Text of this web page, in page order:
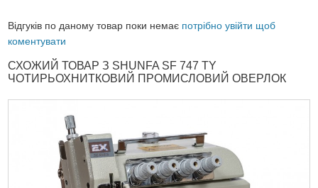
Відгуків по даному товар поки немає потрібно увійти щоб
коментувати
СХОЖИЙ ТОВАР З SHUNFA SF 747 TY
ЧОТИРЬОХНИТКОВИЙ ПРОМИСЛОВИЙ ОВЕРЛОК